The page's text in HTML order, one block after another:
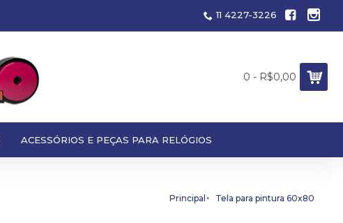
11 4227-3226
0 - R$0,00
ACESSÓRIOS E PEÇAS PARA RELÓGIOS
Principal Tela para pintura 60x80